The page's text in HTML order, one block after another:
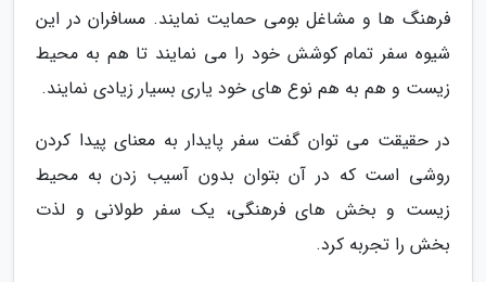
فرهنگ ها و مشاغل بومی حمایت نمایند. مسافران در این
شیوه سفر تمام کوشش خود را می نمایند تا هم به محیط
زیست و هم به هم نوع های خود یاری بسیار زیادی نمایند.
در حقیقت می توان گفت سفر پایدار به معنای پیدا کردن
روشی است که در آن بتوان بدون آسیب زدن به محیط
زیست و بخش های فرهنگی، یک سفر طولانی و لذت
بخش را تجربه کرد.